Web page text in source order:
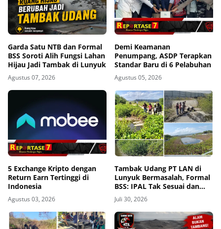
Garda Satu NTB dan Formal
BSS Soroti Alih Fungsi Lahan
Hijau Jadi Tambak di Lunyuk
Agustus 07, 2026
Demi Keamanan
Penumpang, ASDP Terapkan
Standar Baru di 6 Pelabuhan
Agustus 05, 2026
5 Exchange Kripto dengan
Return Earn Tertinggi di
Indonesia
Agustus 03, 2026
Tambak Udang PT LAN di
Lunyuk Bermasalah, Formal
BSS: IPAL Tak Sesuai dan
Mangrove Dibabat
Juli 30, 2026